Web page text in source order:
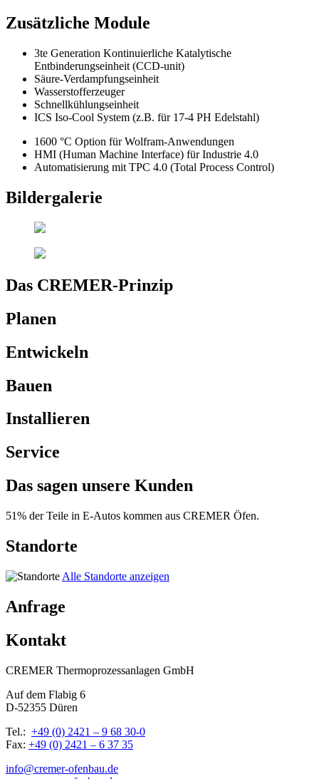
Zusätzliche Module
3te Generation Kontinuierliche Katalytische
Entbinderungseinheit (CCD-unit)
Säure-Verdampfungseinheit
Wasserstofferzeuger
Schnellkühlungseinheit
ICS Iso-Cool System (z.B. für 17-4 PH Edelstahl)
1600 °C Option für Wolfram-Anwendungen
HMI (Human Machine Interface) für Industrie 4.0
Automatisierung mit TPC 4.0 (Total Process Control)
Bildergalerie
Das CREMER-Prinzip
Planen
Entwickeln
Bauen
Installieren
Service
Das sagen unsere Kunden
51% der Teile in E-Autos kommen aus CREMER Öfen.
Standorte
Alle Standorte anzeigen
Anfrage
Kontakt
CREMER Thermoprozessanlagen GmbH
Auf dem Flabig 6
D-52355 Düren
Tel.: +49 (0) 2421 – 9 68 30-0
Fax: +49 (0) 2421 – 6 37 35
info@cremer-ofenbau.de